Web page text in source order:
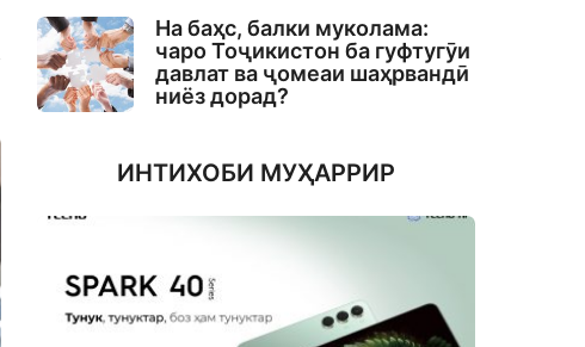
На баҳс, балки муколама:
чаро Тоҷикистон ба гуфтугӯи
давлат ва ҷомеаи шаҳрвандӣ
ниёз дорад?
ИНТИХОБИ МУҲАРРИР